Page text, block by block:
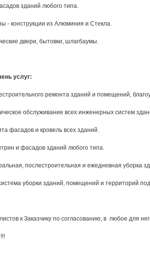
зданий любого типа.
- конструкции из Алюминия и Стекла.
двери, бытовки, шлагбаумы.
услуг:
ремонта зданий и помещений,
обслуживание всех инженерных систем
фасадов и кровель всех зданий.
и фасадов зданий любого типа.
послестроительная и ежедневная уборка
уборки зданий, помещений и территорий
к Заказчику по согласованию, в любое для